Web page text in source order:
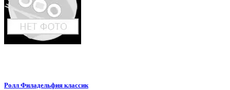
Ролл Филадельфия классик